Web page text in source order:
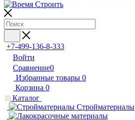
+7-499-136-8-333
Войти
Сравнение0
Избранные товары 0
Корзина 0
Каталог
Стройматериалы